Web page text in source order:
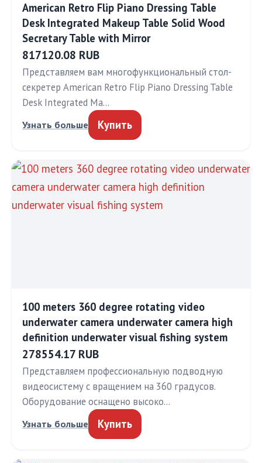
American Retro Flip Piano Dressing Table
Desk Integrated Makeup Table Solid Wood
Secretary Table with Mirror
817120.08 RUB
Представляем вам многофункциональный стол-
секретер American Retro Flip Piano Dressing Table
Desk Integrated Ma…
Узнать больше Купить
100 meters 360 degree rotating video
underwater camera underwater camera high
definition underwater visual fishing system
278554.17 RUB
Представляем профессиональную подводную
видеосистему с вращением на 360 градусов.
Оборудование оснащено высоко…
Узнать больше Купить